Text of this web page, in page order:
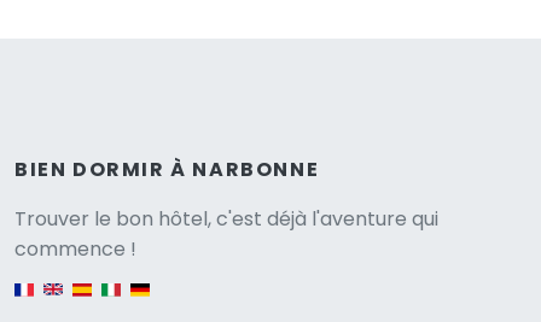
BIEN DORMIR À NARBONNE
Trouver le bon hôtel, c'est déjà l'aventure qui
commence !